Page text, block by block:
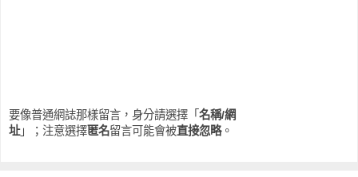
要像普通網誌那樣留言，身分請選擇「名稱/網
址」；注意選擇匿名留言可能會被直接忽略。